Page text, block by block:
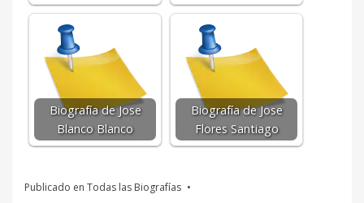
Biografía de Jose
Blanco Blanco
Biografía de Jose
Flores Santiago
Publicado en Todas las Biografías